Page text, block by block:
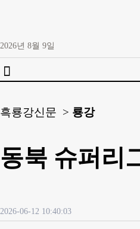
2026년 8월 9일

흑룡강신문 > 룡강
동북 슈퍼리
2026-06-12 10:40:03